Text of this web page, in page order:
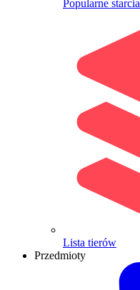
Popularne starcia
Lista tierów
Przedmioty